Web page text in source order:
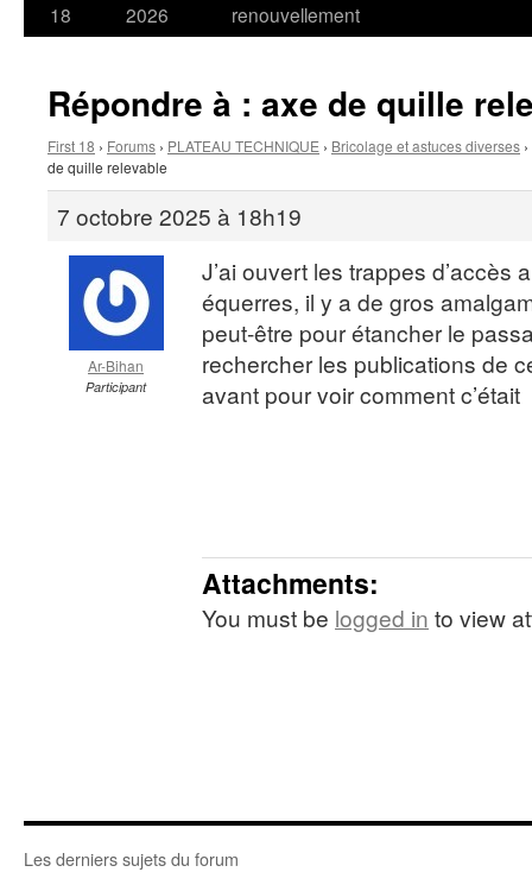
18
2026
renouvellement
Répondre à : axe de quille
First 18 › Forums › PLATEAU TECHNIQUE › Bricolage et astuces diverses ›
de quille relevable
7 octobre 2025 à 18h19
Ar-Bihan
Participant
J’ai ouvert les trappes d’accès
équerres, il y a de gros
peut-être pour étancher le
rechercher les publications de
avant pour voir comment c’était
Attachments:
You must be logged in to view
Les derniers sujets du forum